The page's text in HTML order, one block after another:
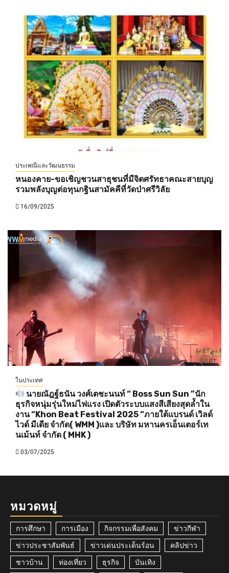
ประเพณีและวัฒนธรรม
หนองคาย-ขอเชิญชวนสาธุชนที่มีจิตศรัทธาคณะสายบุญ
รวมพลังบุญต่อทุนกฐินสามัคคีที่วัดป่าศรีวิลัย
16/09/2025
ในประเทศ
นายณัฎฐ์ธนัน วงศ์เตชะนนท์ “ Boss Sun Sun ”นัก
ธุรกิจหนุ่มรุ่นใหม่ไฟแรง เปิดตัวระบบแสงสีเสียงสุดล้ำใน
งาน “Khon Beat Festival 2025 “ภายใต้แบรนด์ เวิลด์
ไวด์ มีเดีย จำกัด( WMM )และ บริษัท มหานครเอ็นเตอร์เท
นเม้นท์ จำกัด ( MHK )
03/07/2025
หมวดหมู่
การศึกษา การเมือง กิจกรรมเพื่อสังคม ข่าวกีฬา
ข่าวประชาสัมพันธ์ ข่าวเด่นประเด็นร้อน คลิปข่าว
ชาวบ้าน ท่องเที่ยว ธุรกิจ บันเทิง